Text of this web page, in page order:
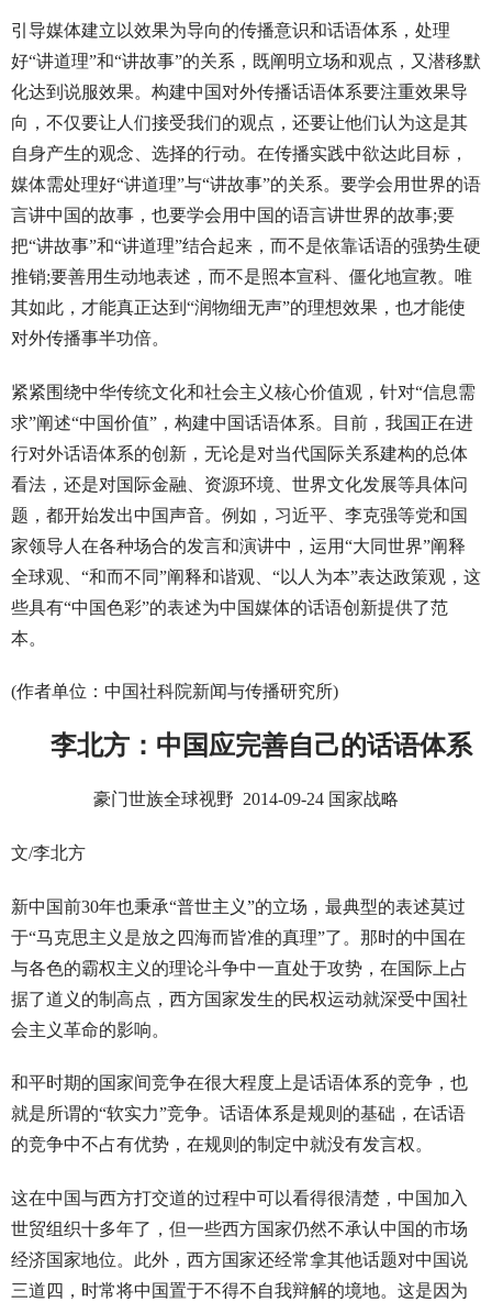
引导媒体建立以效果为导向的传播意识和话语体系，处理
好“讲道理”和“讲故事”的关系，既阐明立场和观点，又潜移默
化达到说服效果。构建中国对外传播话语体系要注重效果导
向，不仅要让人们接受我们的观点，还要让他们认为这是其
自身产生的观念、选择的行动。在传播实践中欲达此目标，
媒体需处理好“讲道理”与“讲故事”的关系。要学会用世界的语
言讲中国的故事，也要学会用中国的语言讲世界的故事;要
把“讲故事”和“讲道理”结合起来，而不是依靠话语的强势生硬
推销;要善用生动地表述，而不是照本宣科、僵化地宣教。唯
其如此，才能真正达到“润物细无声”的理想效果，也才能使
对外传播事半功倍。
紧紧围绕中华传统文化和社会主义核心价值观，针对“信息需
求”阐述“中国价值”，构建中国话语体系。目前，我国正在进
行对外话语体系的创新，无论是对当代国际关系建构的总体
看法，还是对国际金融、资源环境、世界文化发展等具体问
题，都开始发出中国声音。例如，习近平、李克强等党和国
家领导人在各种场合的发言和演讲中，运用“大同世界”阐释
全球观、“和而不同”阐释和谐观、“以人为本”表达政策观，这
些具有“中国色彩”的表述为中国媒体的话语创新提供了范
本。
(作者单位：中国社科院新闻与传播研究所)
李北方：中国应完善自己的话语体系
豪门世族全球视野 2014-09-24 国家战略
文/李北方
新中国前30年也秉承“普世主义”的立场，最典型的表述莫过
于“马克思主义是放之四海而皆准的真理”了。那时的中国在
与各色的霸权主义的理论斗争中一直处于攻势，在国际上占
据了道义的制高点，西方国家发生的民权运动就深受中国社
会主义革命的影响。
和平时期的国家间竞争在很大程度上是话语体系的竞争，也
就是所谓的“软实力”竞争。话语体系是规则的基础，在话语
的竞争中不占有优势，在规则的制定中就没有发言权。
这在中国与西方打交道的过程中可以看得很清楚，中国加入
世贸组织十多年了，但一些西方国家仍然不承认中国的市场
经济国家地位。此外，西方国家还经常拿其他话题对中国说
三道四，时常将中国置于不得不自我辩解的境地。这是因为